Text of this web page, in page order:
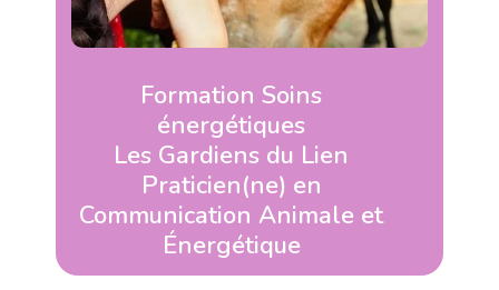
Formation Soins
énergétiques
Les Gardiens du Lien
Praticien(ne) en
Communication Animale et
Énergétique